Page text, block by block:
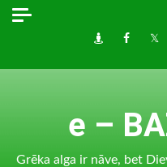
Skip
Draugiem
e –
Grēka alga ir nāve, bet